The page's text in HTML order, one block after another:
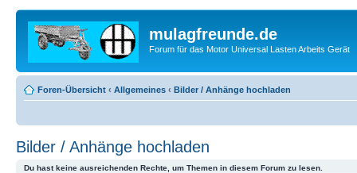
mulagfreunde.de
Forum für das Motor Universal Lasten Arbeits Gerät
Foren-Übersicht ‹ Allgemeines ‹ Bilder / Anhänge hochladen
Bilder / Anhänge hochladen
Du hast keine ausreichenden Rechte, um Themen in diesem Forum zu lesen.